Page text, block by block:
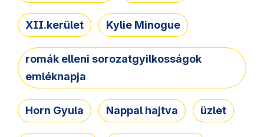
XII.kerület Kylie Minogue
romák elleni sorozatgyilkosságok
emléknapja
Horn Gyula Nappal hajtva üzlet